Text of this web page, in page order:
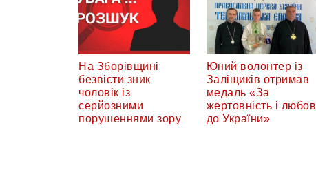
На Зборівщині
безвісти зник
чоловік із
серйозними
порушеннями зору
Юний волонтер із
Заліщиків отримав
медаль «За
жертовність і любов
до України»